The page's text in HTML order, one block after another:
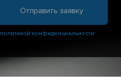
политикой конфиденциальности